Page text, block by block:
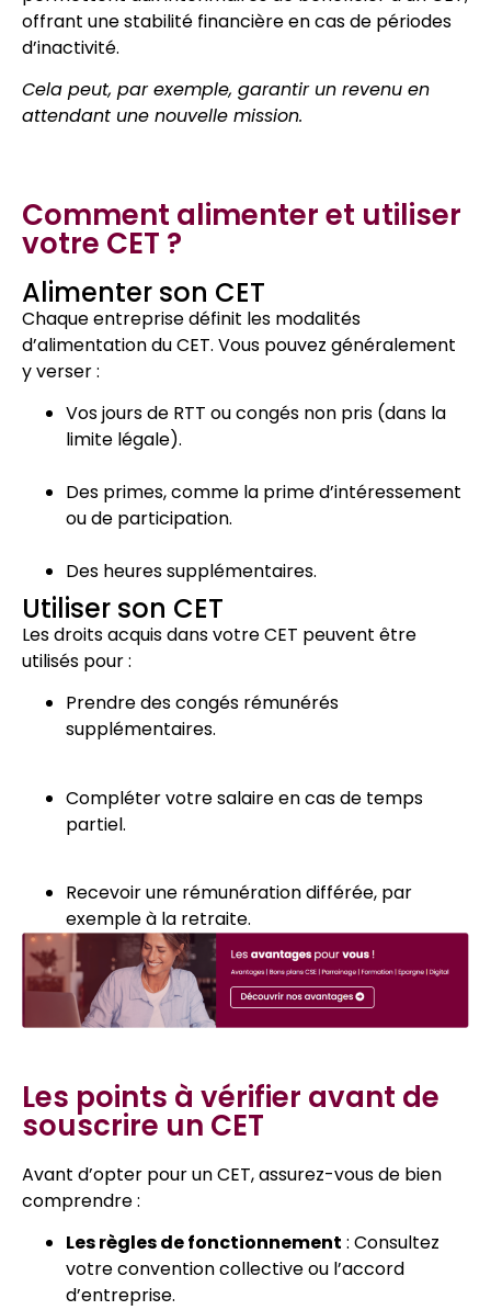
offrant une stabilité financière en cas de périodes
d’inactivité.
Cela peut, par exemple, garantir un revenu en
attendant une nouvelle mission.
Comment alimenter et utiliser
votre CET ?
Alimenter son CET
Chaque entreprise définit les modalités
d’alimentation du CET. Vous pouvez généralement
y verser :
Vos jours de RTT ou congés non pris (dans la
limite légale).
Des primes, comme la prime d’intéressement
ou de participation.
Des heures supplémentaires.
Utiliser son CET
Les droits acquis dans votre CET peuvent être
utilisés pour :
Prendre des congés rémunérés
supplémentaires.
Compléter votre salaire en cas de temps
partiel.
Recevoir une rémunération différée, par
exemple à la retraite.
Les points à vérifier avant de
souscrire un CET
Avant d’opter pour un CET, assurez-vous de bien
comprendre :
Les règles de fonctionnement : Consultez
votre convention collective ou l’accord
d’entreprise.